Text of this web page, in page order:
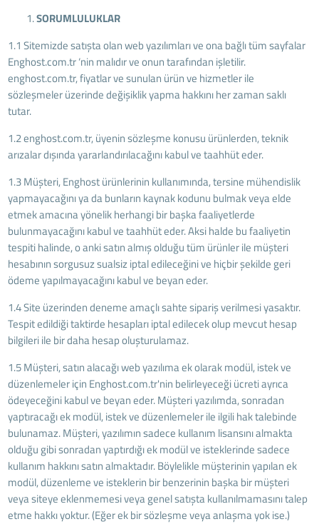
SORUMLULUKLAR
1.1 Sitemizde satışta olan web yazılımları ve ona bağlı tüm sayfalar
Enghost.com.tr ‘nin malıdır ve onun tarafından işletilir.
enghost.com.tr, fiyatlar ve sunulan ürün ve hizmetler ile
sözleşmeler üzerinde değişiklik yapma hakkını her zaman saklı
tutar.
1.2 enghost.com.tr, üyenin sözleşme konusu ürünlerden, teknik
arızalar dışında yararlandırılacağını kabul ve taahhüt eder.
1.3 Müşteri, Enghost ürünlerinin kullanımında, tersine mühendislik
yapmayacağını ya da bunların kaynak kodunu bulmak veya elde
etmek amacına yönelik herhangi bir başka faaliyetlerde
bulunmayacağını kabul ve taahhüt eder. Aksi halde bu faaliyetin
tespiti halinde, o anki satın almış olduğu tüm ürünler ile müşteri
hesabının sorgusuz sualsiz iptal edileceğini ve hiçbir şekilde geri
ödeme yapılmayacağını kabul ve beyan eder.
1.4 Site üzerinden deneme amaçlı sahte sipariş verilmesi yasaktır.
Tespit edildiği taktirde hesapları iptal edilecek olup mevcut hesap
bilgileri ile bir daha hesap oluşturulamaz.
1.5 Müşteri, satın alacağı web yazılıma ek olarak modül, istek ve
düzenlemeler için Enghost.com.tr'nin belirleyeceği ücreti ayrıca
ödeyeceğini kabul ve beyan eder. Müşteri yazılımda, sonradan
yaptıracağı ek modül, istek ve düzenlemeler ile ilgili hak talebinde
bulunamaz. Müşteri, yazılımın sadece kullanım lisansını almakta
olduğu gibi sonradan yaptırdığı ek modül ve isteklerinde sadece
kullanım hakkını satın almaktadır. Böylelikle müşterinin yapılan ek
modül, düzenleme ve isteklerin bir benzerinin başka bir müşteri
veya siteye eklenmemesi veya genel satışta kullanılmamasını talep
etme hakkı yoktur. (Eğer ek bir sözleşme veya anlaşma yok ise.)